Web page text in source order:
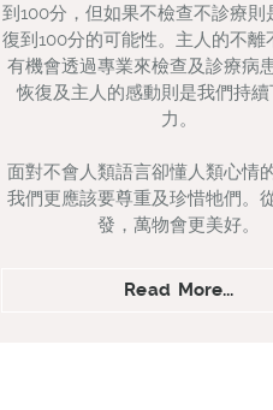
到100分，但如果不檢查不診療則
復到100分的可能性。主人的不離
有機會透過專業來檢查及診療病
恢復及主人的感動則是我們持
力。
面對不會人類語言卻懂人類心情
我們更應該要尊重及珍惜牠們。
發，萬物會更美好。
Read More...